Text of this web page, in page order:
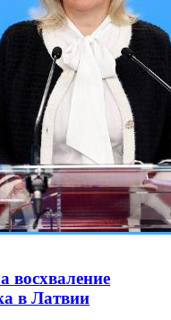
восхваление
в Латвии